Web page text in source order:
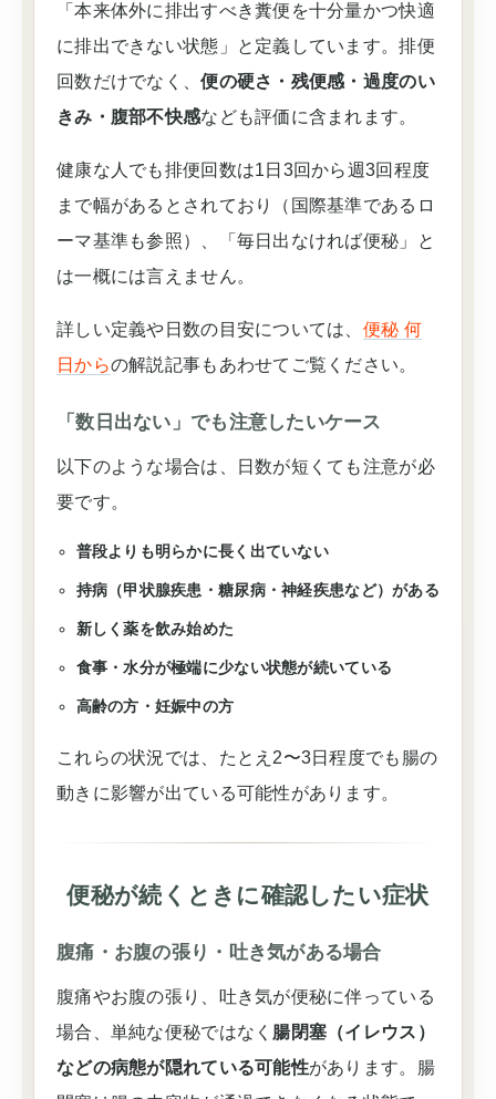
「本来体外に排出すべき糞便を十分量かつ快適
に排出できない状態」と定義しています。排便
回数だけでなく、便の硬さ・残便感・過度のい
きみ・腹部不快感なども評価に含まれます。
健康な人でも排便回数は1日3回から週3回程度
まで幅があるとされており（国際基準であるロ
ーマ基準も参照）、「毎日出なければ便秘」と
は一概には言えません。
詳しい定義や日数の目安については、 便秘 何
日からの解説記事もあわせてご覧ください。
「数日出ない」でも注意したいケース
以下のような場合は、日数が短くても注意が必
要です。
普段よりも明らかに長く出ていない
持病（甲状腺疾患・糖尿病・神経疾患など）がある
新しく薬を飲み始めた
食事・水分が極端に少ない状態が続いている
高齢の方・妊娠中の方
これらの状況では、たとえ2〜3日程度でも腸の
動きに影響が出ている可能性があります。
便秘が続くときに確認したい症状
腹痛・お腹の張り・吐き気がある場合
腹痛やお腹の張り、吐き気が便秘に伴っている
場合、単純な便秘ではなく 腸閉塞（イレウス）
などの病態が隠れている可能性があります。腸